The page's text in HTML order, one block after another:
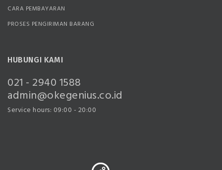
CARA PEMBAYARAN
PROSES PENGIRIMAN BARANG
HUBUNGI KAMI
021 - 2940 1588
admin@okegenius.co.id
Service hours: 09:00 - 20:00